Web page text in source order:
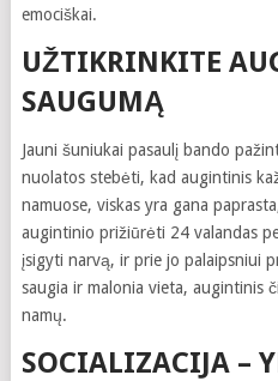
emociškai.
UŽTIKRINKITE
SAUGUMĄ
Jauni šuniukai pasaulį bando
nuolatos stebėti, kad augintinis
namuose, viskas yra gana
augintinio prižiūrėti 24 valandas
įsigyti narvą, ir prie jo palaipsniui
saugia ir malonia vieta, augintinis
namų.
SOCIALIZACIJA –